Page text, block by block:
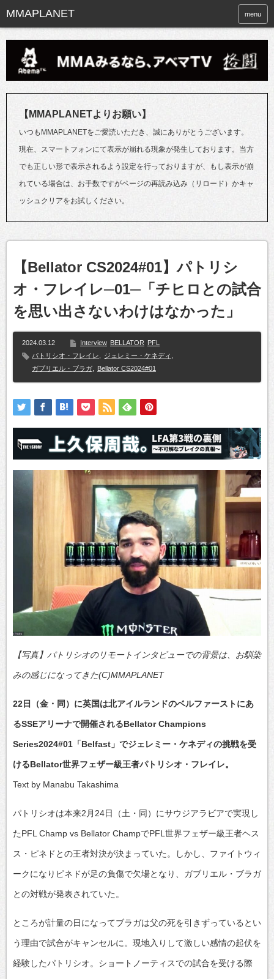
menu
【MMAPLANETよりお願い】
いつもMMAPLANETをご愛読いただき、誠にありがとうございます。
現在、スマートフォンにて表示が崩れる現象が発生しております。当方
でも正しい形で表示されるよう設定を行っておりますが、もし表示が崩
れている場合は、お手数ですがページの再読み込み（リロード）かキャ
ッシュクリアをお試しください。
【Bellator CS2024#01】パトリシ
オ・フレイレ─01─「チヒロとの試合
を思い出さないわけはなかった」
2024.03.12 Interview BELLATOR PFL
パトリシオ・フレイレ
ジェレミー・ケネディ
ガブリエル・ブラガ
Bellator CS2024#01
【写真】パトリシオのリモートインタビューでの背景は、お馴染
みの感じになってきた(C)MMAPLANET
22日（金・同）に英国は北アイルランドのベルファーストにあ
るSSEアリーナで開催されるBellator Champions
Series2024#01「Belfast」でジェレミー・ケネディの挑戦を受
けるBellator世界フェザー級王者パトリシオ・フレイレ。
Text by Manabu Takashima
パトリシオは本来2月24日（土・同）にサウジアラビアで実現し
たPFL Champ vs Bellator ChampでPFL世界フェザー級王者ヘス
ス・ピネドとの王者対決が決まっていた。しかし、ファイトウィ
ークになりピネドが足の負傷で欠場となり、ガブリエル・ブラガ
との対戦が発表されていた。
ところが計量の日になってブラガは父の死を引きずっているとい
う理由で試合がキャンセルに。現地入りして激しい感情の起伏を
経験したパトリシオ。ショートノーティスでの試合を受ける際